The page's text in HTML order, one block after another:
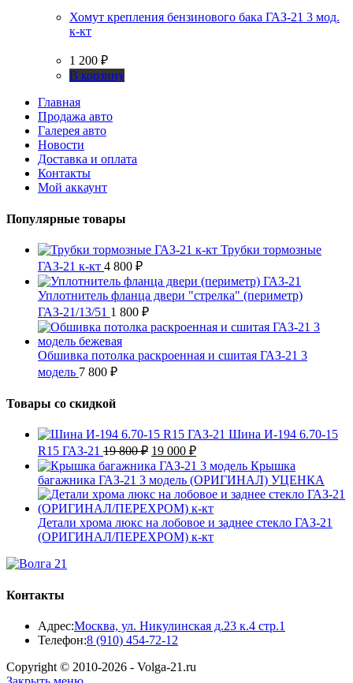
Хомут крепления бензинового бака ГАЗ-21 3 мод.
к-кт
1 200 ₽
В корзину
Главная
Продажа авто
Галерея авто
Новости
Доставка и оплата
Контакты
Мой аккаунт
Популярные товары
Трубки тормозные
ГАЗ-21 к-кт 4 800 ₽
Уплотнитель фланца двери "стрелка" (периметр)
ГАЗ-21/13/51 1 800 ₽
Обшивка потолка раскроенная и сшитая ГАЗ-21 3
модель 7 800 ₽
Товары со скидкой
Шина И-194 6.70-15
R15 ГАЗ-21 19 800₽ Первоначальная
цена
составляла
19
800 ₽.
19 000 ₽Текущая
цена:
19
000 ₽.
Крышка
багажника ГАЗ-21 3 модель (ОРИГИНАЛ) УЦЕНКА
Детали хрома люкс на лобовое и заднее стекло ГАЗ-21
(ОРИГИНАЛ/ПЕРЕХРОМ) к-кт
Контакты
Адрес:Москва, ул. Никулинская д.23 к.4 стр.1
Телефон:8 (910) 454-72-12
вашем
Copyright © 2010-2026 - Volga-21.ru